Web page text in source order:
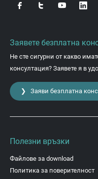
Заявете безплатна
Не сте сигурни от какво
консултация? Заявете я в
❯ Заяви безплатна
Полезни връзки
Файлове за download
Политика за поверителност